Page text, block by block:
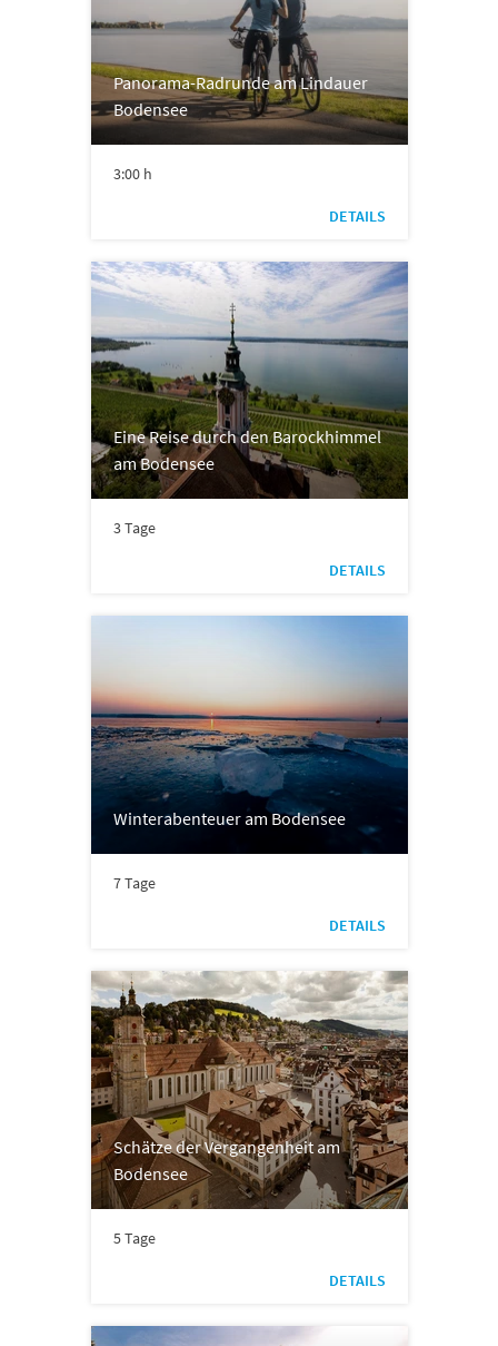
Panorama-Radrunde am Lindauer
Bodensee
3:00 h
DETAILS
Eine Reise durch den Barockhimmel
am Bodensee
3 Tage
DETAILS
Winterabenteuer am Bodensee
7 Tage
DETAILS
Schätze der Vergangenheit am
Bodensee
5 Tage
DETAILS